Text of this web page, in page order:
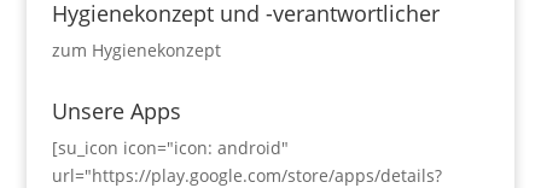
Hygienekonzept und -verantwortlicher
zum Hygienekonzept
Unsere Apps
[su_icon icon="icon: android"
url="https://play.google.com/store/apps/details?